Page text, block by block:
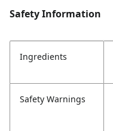
Safety Information
Ingredients
Safety Warnings